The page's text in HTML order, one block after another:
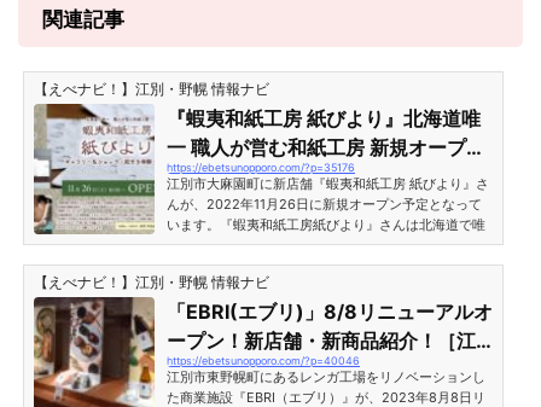
関連記事
【えべナビ！】江別・野幌 情報ナビ
『蝦夷和紙工房 紙びより』北海道唯
一 職人が営む和紙工房 新規オープン
予定！［江別市大麻園町］
https://ebetsunopporo.com/?p=35176
江別市大麻園町に新店舗『蝦夷和紙工房 紙びより』さ
んが、2022年11月26日に新規オープン予定となって
います。『蝦夷和紙工房紙びより』さんは北海道で唯
一、北海道生まれの和紙職人が営む和紙工房で、「シ
ョップ・ギャラリー・紙すき体験・工房」が一体とな
った店舗とのことです。『蝦夷和紙工房 紙びより』北
海道唯一 職人が営む和紙工房オープン予定［江別市大
麻園町］『蝦夷和紙工房 紙びより』さんがオープンす
る場所は「江別市大麻園町7-9」で、以前「ギャラリ
ーEgg」が営業していた建物です。 「蝦夷和紙工房紙
びより」と...
【えべナビ！】江別・野幌 情報ナビ
「EBRI(エブリ)」8/8リニューアルオ
ープン！新店舗・新商品紹介！［江
別市東野幌町］
https://ebetsunopporo.com/?p=40046
江別市東野幌町にあるレンガ工場をリノベーションし
た商業施設『EBRI（エブリ）』が、2023年8月8日リ